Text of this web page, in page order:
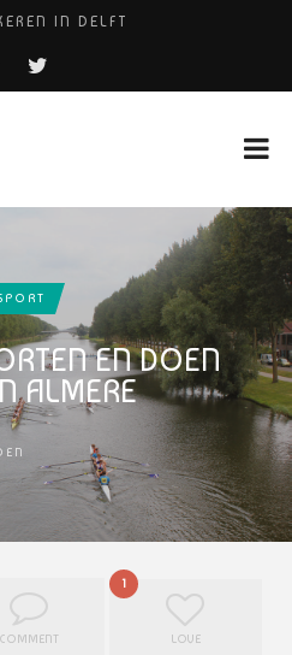
IN DELFT
IN TILBURG?
LEIDEN
EN DOEN
ALMERE
COMMENT
1
LOVE